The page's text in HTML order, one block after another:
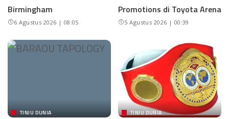
Birmingham
6 Agustus 2026 | 08:05
Promotions di Toyota Arena
5 Agustus 2026 | 00:39
TINJU DUNIA TINJU DUNIA